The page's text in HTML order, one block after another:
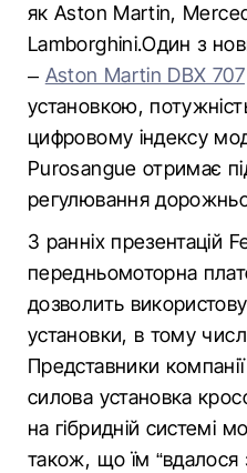
як Aston Martin,
Lamborghini.Один з
– Aston Martin DBX 707
установкою,
цифровому індексу
Purosangue отримає
регулювання
З ранніх презентацій
передньомоторна
дозволить
установки, в тому числі
Представники
силова установка
на гібридній системі
також, що їм “вдалося